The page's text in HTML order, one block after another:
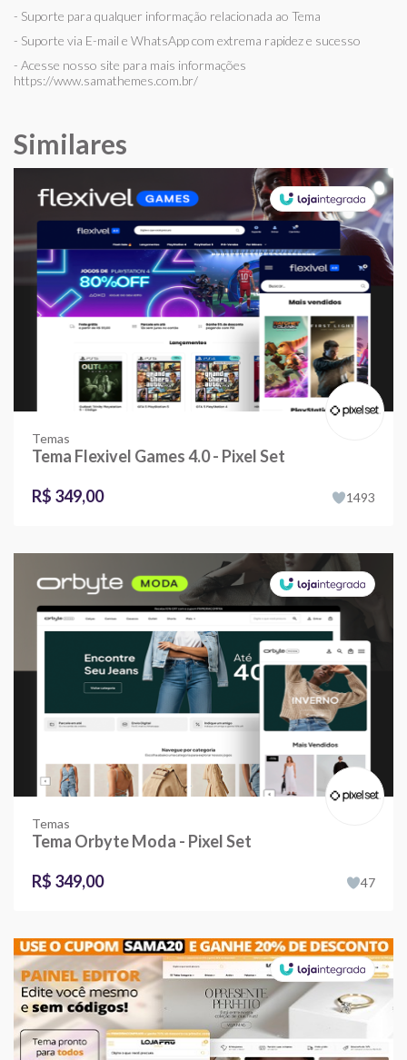
- Suporte para qualquer informação relacionada ao Tema
- Suporte via E-mail e WhatsApp com extrema rapidez e sucesso
- Acesse nosso site para mais informações
https://www.samathemes.com.br/
Similares
Temas
Tema Flexivel Games 4.0 - Pixel Set
R$ 349,00
1493
Temas
Tema Orbyte Moda - Pixel Set
R$ 349,00
47